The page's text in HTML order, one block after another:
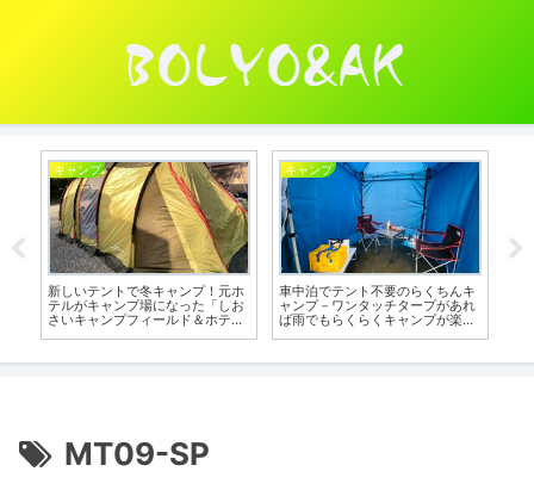
キャンプ
新しいテントで冬キャンプ！元ホ
テルがキャンプ場になった「しお
さいキャンプフィールド＆ホテ
キャンプ
車中泊でテント不要のらくちんキ
ャンプ－ワンタッチタープがあれ
ば雨でもらくらくキャンプが楽し
MT09-SP